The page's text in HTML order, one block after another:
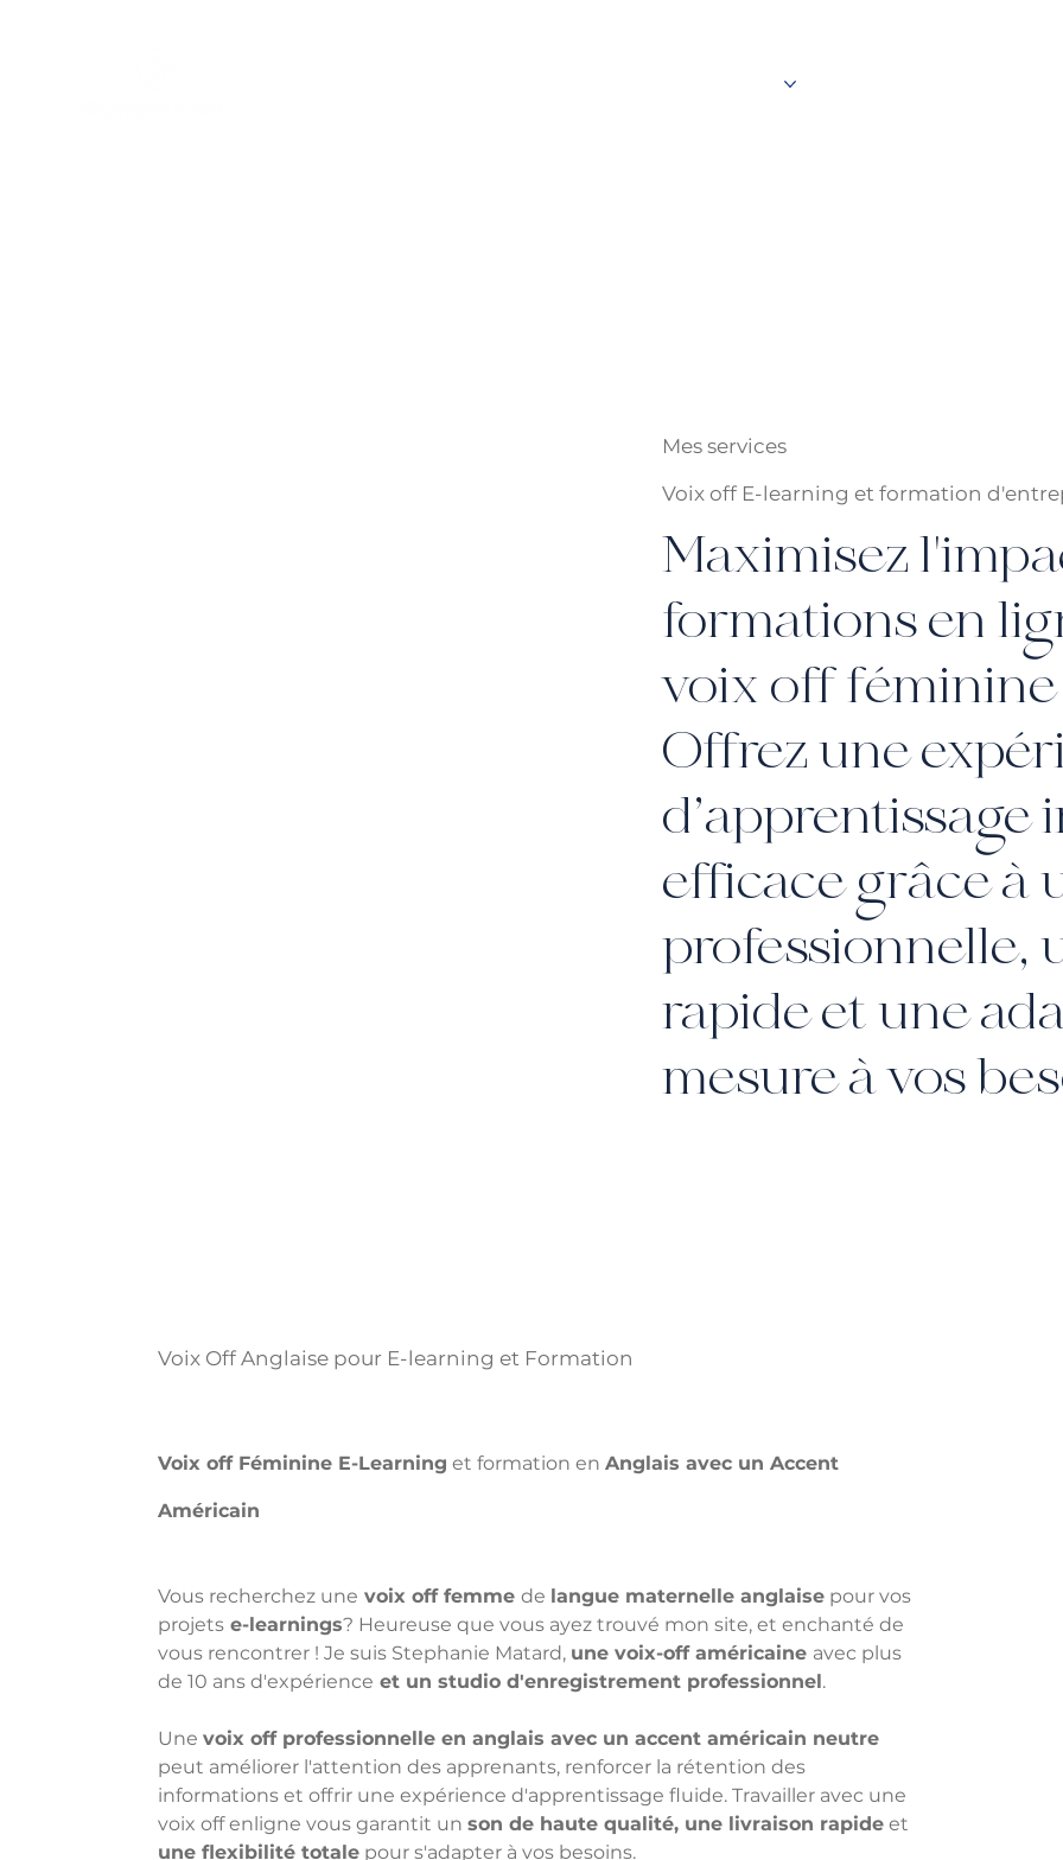
SERVICES
Mes services
Voix off E-learning et formation
Maximisez
formations en
voix off féminine
Offrez une
d’apprentissage
efficace grâce à
professionnelle,
rapide et une
mesure à vos
Voix Off Anglaise pour E-learning et Formation
Voix off Féminine E-Learning et formation en Anglais avec un Accent
Américain
Vous recherchez une voix off femme de langue maternelle anglaise pour vos
projets e-learnings? Heureuse que vous ayez trouvé mon site, et enchanté de
vous rencontrer ! Je suis Stephanie Matard, une voix-off américaine avec plus
de 10 ans d'expérience et un studio d'enregistrement professionnel.
Une voix off professionnelle en anglais avec un accent américain neutre
peut améliorer l'attention des apprenants, renforcer la rétention des
informations et offrir une expérience d'apprentissage fluide. Travailler avec une
voix off enligne vous garantit un son de haute qualité, une livraison rapide et
une flexibilité totale pour s'adapter à vos besoins.